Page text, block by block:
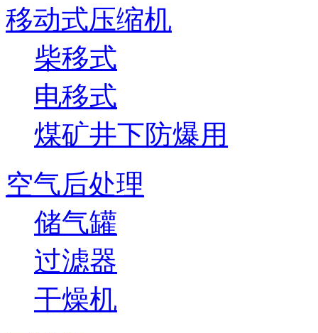
移动式压缩机
柴移式
电移式
煤矿井下防爆用
空气后处理
储气罐
过滤器
干燥机